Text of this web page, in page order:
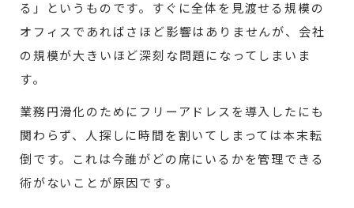
る」というものです。すぐに全体を見渡せる規模の
オフィスであればさほど影響はありませんが、会社
の規模が大きいほど深刻な問題になってしまいま
す。
業務円滑化のためにフリーアドレスを導入したにも
関わらず、人探しに時間を割いてしまっては本末転
倒です。これは今誰がどの席にいるかを管理できる
術がないことが原因です。